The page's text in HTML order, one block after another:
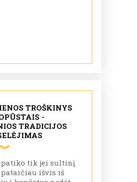
TROŠKINYS
-
TRADICIJOS
tik jei sultinį
išvis iš